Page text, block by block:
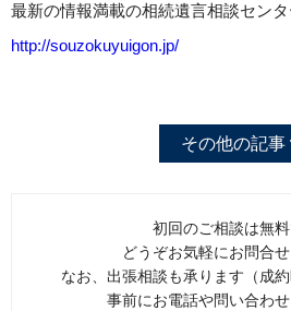
最新の情報満載の相続遺言相談セン
http://souzokuyuigon.jp/
その他の記事
初回のご相談は無料
どうぞお気軽にお問合せ
なお、出張相談も承ります（成約
事前にお電話や問い合わ